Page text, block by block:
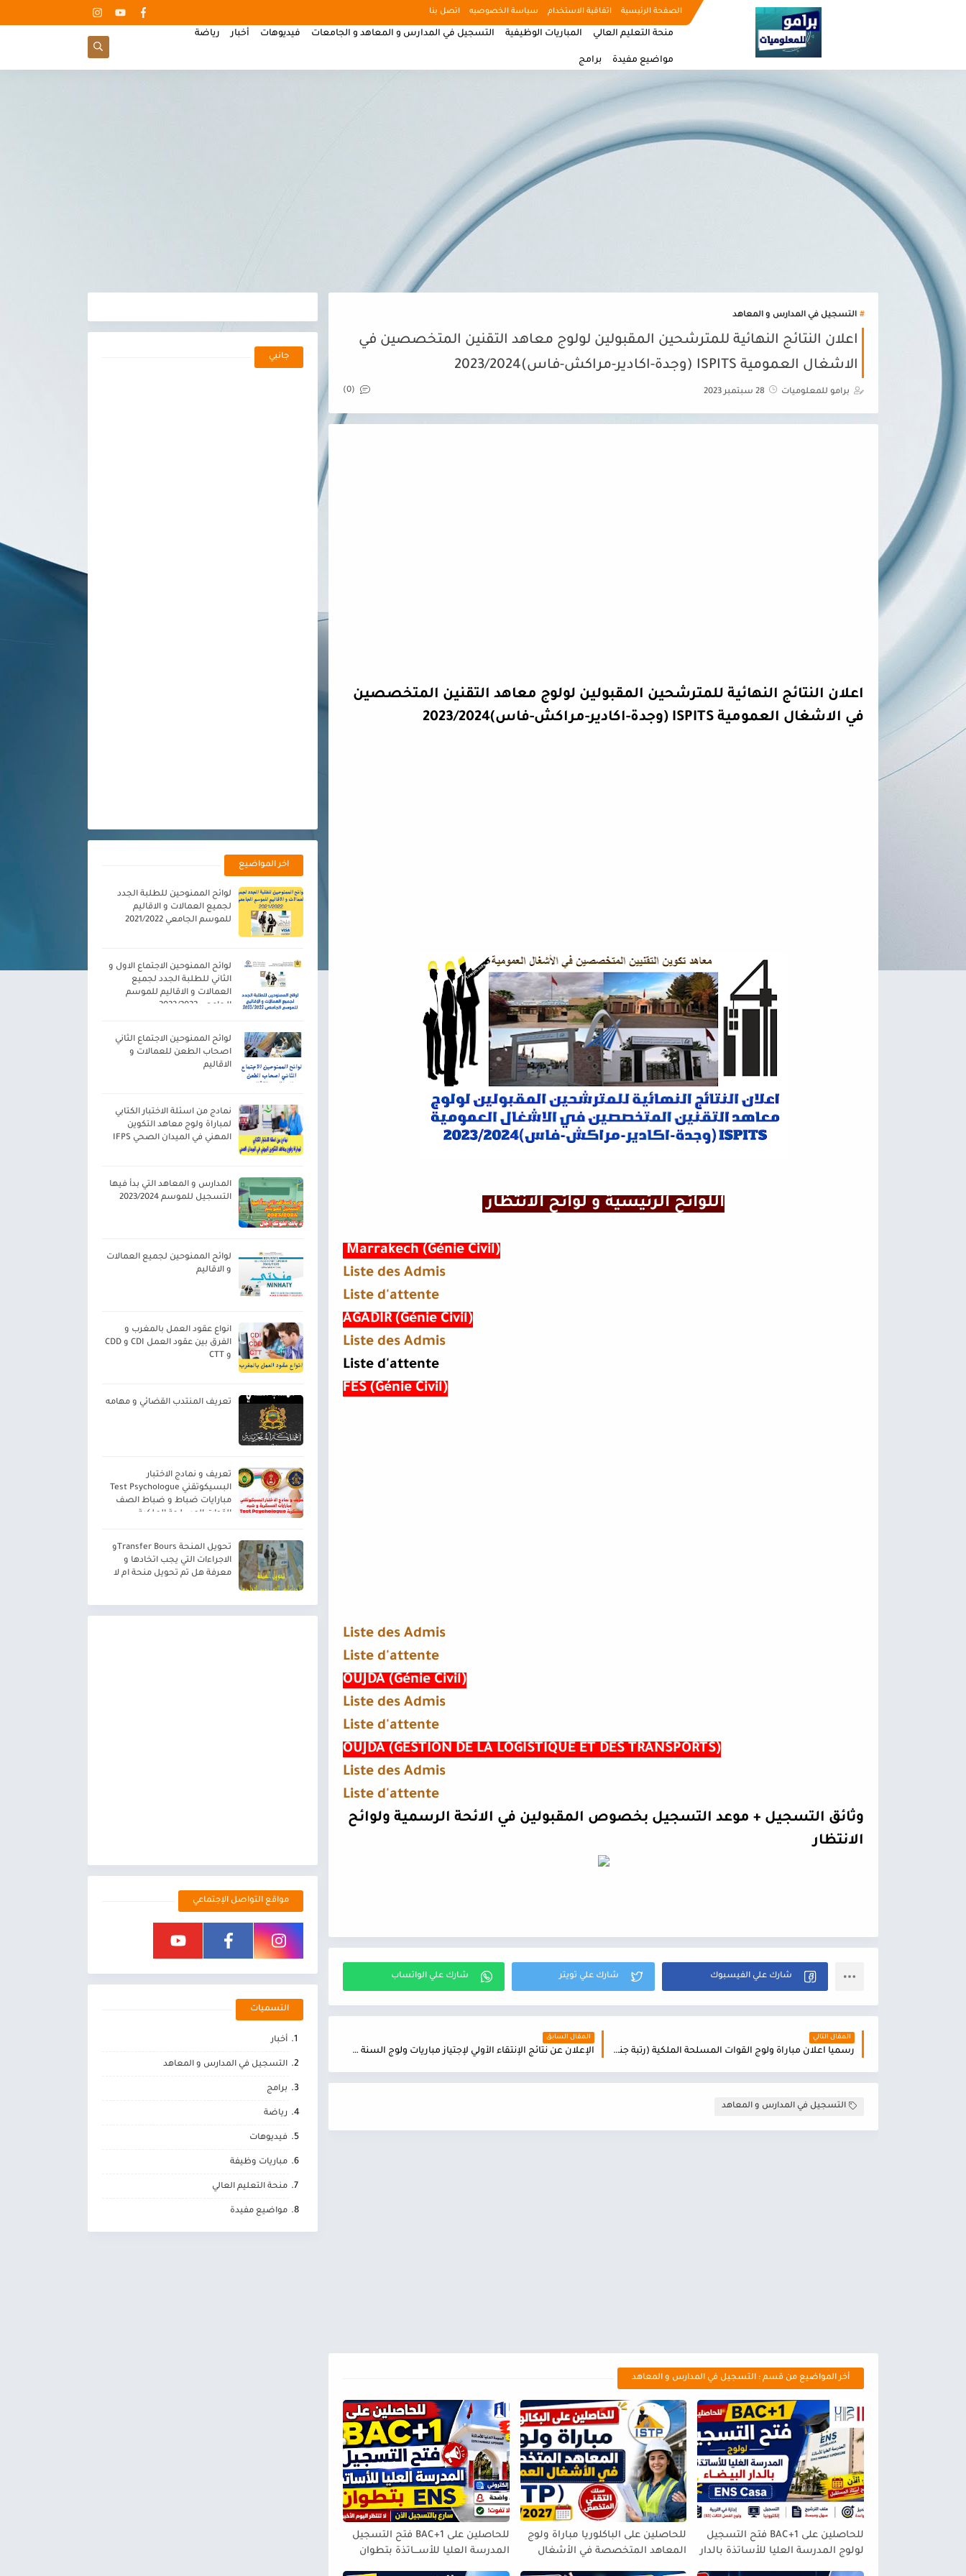
الصفحة الرئيسية اتفاقية الاستخدام سياسة الخصوصيه اتصل بنا
منحة التعليم العالي المباريات الوظيفية التسجيل في المدارس و المعاهد و الجامعات فيديوهات أخبار رياضة
مواضيع مفيدة برامج
التسجيل في المدارس و المعاهد
اعلان النتائج النهائية للمترشحين المقبولين لولوج معاهد التقنين المتخصصين في
الاشغال العمومية ISPITS (وجدة-اكادير-مراكش-فاس)2023/2024
برامو للمعلوميات 28 سبتمبر 2023 (0)
اعلان النتائج النهائية للمترشحين المقبولين لولوج معاهد التقنين المتخصصين
في الاشغال العمومية ISPITS (وجدة-اكادير-مراكش-فاس)2023/2024
اللوائح الرئيسية و لوائح الانتظار
Marrakech (Génie Civil)
Liste des Admis
Liste d'attente
AGADIR (Génie Civil)
Liste des Admis
Liste d'attente
FES (Génie Civil)
Liste des Admis
Liste d'attente
OUJDA (Génie Civil)
Liste des Admis
Liste d'attente
OUJDA (GESTION DE LA LOGISTIQUE ET DES TRANSPORTS)
Liste des Admis
Liste d'attente
وثائق التسجيل + موعد التسجيل بخصوص المقبولين في الائحة الرسمية ولوائح
الانتظار
المقال التالي
رسميا اعلان مباراة ولوج القوات المسلحة الملكية (رتبة جندي) 2024
المقال السابق
الإعلان عن نتائج الإنتقاء الأولي لإجتياز مباريات ولوج السنة الأولى والسنة الثالثة لمسالك الإجازة المهنية بالمعهد الملكي لتكوين أطر الشبيبة والرياضة 2023/2024
التسجيل في المدارس و المعاهد
أخر المواضيع من قسم : التسجيل في المدارس و المعاهد
للحاصلين على BAC+1 فتح التسجيل
لولوج المدرسة العليا للأساتذة بالدار
للحاصلين على الباكلوريا مباراة ولوج
المعاهد المتخصصة في الأشغال
للحاصلين على BAC+1 فتح التسجيل
المدرسة العليا للأســـاتذة بتطوان
جانبي
اخر المواضيع
لوائح الممنوحين للطلبة الجدد
لجميع العمالات و الاقاليم
للموسم الجامعي 2021/2022
لوائح الممنوحين الاجتماع الاول و
الثاني للطلبة الجدد لجميع
العمالات و الاقاليم للموسم
الجامعي 2023/2022
لوائح الممنوحين الاجتماع الثاني
اصحاب الطعن للعمالات و
الاقاليم
نمادج من اسئلة الاختبار الكتابي
لمباراة ولوج معاهد التكوين
المهني في الميدان الصحي IFPS
المدارس و المعاهد التي بدأ فيها
التسجيل للموسم 2023/2024
لوائح الممنوحين لجميع العمالات
و الاقاليم
انواع عقود العمل بالمغرب و
الفرق بين عقود العمل CDI و CDD
و CTT
تعريف المنتدب القضائي و مهامه
تعريف و نمادج الاختبار
البسيكوتقني Test Psychologue
مبارايات ضباط و ضباط الصف
القوات المسلحة الملكية
تحويل المنحة Transfer Boursو
الاجراءات التي يجب اتخادها و
معرفة هل تم تحويل منحة ام لا
مواقع التواصل الإجتماعي
التسميات
أخبار
التسجيل في المدارس و المعاهد
برامج
رياضة
فيديوهات
مباريات وظيفة
منحة التعليم العالي
مواضيع مفيدة